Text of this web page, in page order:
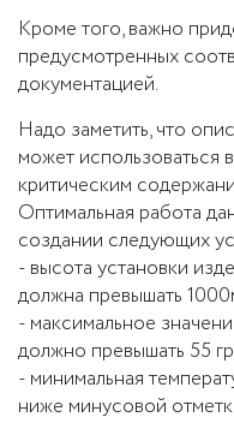
Кроме того, важно
предусмотренных
документацией.
Надо заметить, что
может использоваться
критическим
Оптимальная работа
создании следующих
- высота установки
должна превышать
- максимальное
должно превышать 55
- минимальная
ниже минусовой